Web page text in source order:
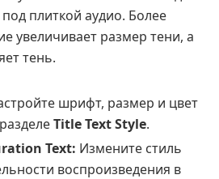
плиткой аудио. Более
увеличивает размер тени, а
тень.
шрифт, размер и цвет
Title Text Style.
Text: Измените стиль
воспроизведения в